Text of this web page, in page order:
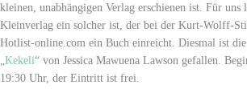
kleinen, unabhängigen Verlag erschienen ist. Für uns
Kleinverlag ein solcher ist, der bei der Kurt-Wolff-
Hotlist-online.com ein Buch einreicht. Diesmal ist
Kekeli“ von Jessica Mawuena Lawson gefallen.
19:30 Uhr, der Eintritt ist frei.